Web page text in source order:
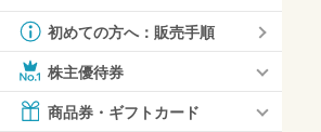
初めての方へ：販売手順
株主優待券
商品券・ギフトカード